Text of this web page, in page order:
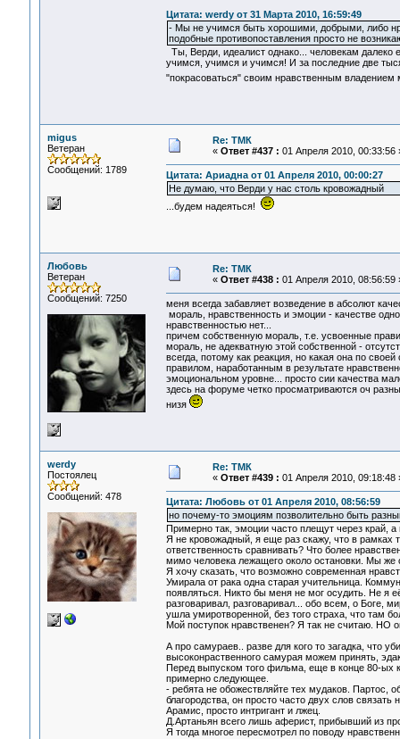
Цитата: werdy от 31 Марта 2010, 16:59:49
- Мы не учимся быть хорошими, добрыми, либо
подобные противопоставления просто не
Ты, Верди, идеалист однако... человекам
учимся, учимся и учимся! И за последние две
"покрасоваться" своим нравственным
migus
Ветеран
Сообщений: 1789
Re: ТМК
« Ответ #437 : 01 Апреля 2010, 00:33:56
Цитата: Ариадна от 01 Апреля 2010, 00:00:27
Не думаю, что Верди у нас столь кровожадный
...будем надеяться!
Любовь
Ветеран
Сообщений: 7250
Re: ТМК
« Ответ #438 : 01 Апреля 2010, 08:56:59
меня всегда забавляет возведение в абсолют
мораль, нравственность и эмоции - качестве
нравственностью нет...
причем собственную мораль, т.е. усвоенные
мораль, не адекватную этой собственной -
всегда, потому как реакция, но какая она по
правилом, наработанным в результате
эмоциональном уровне... просто сии качества
здесь на форуме четко просматриваются оч
низя
werdy
Постоялец
Сообщений: 478
Re: ТМК
« Ответ #439 : 01 Апреля 2010, 09:18:48
Цитата: Любовь от 01 Апреля 2010, 08:56:59
но почему-то эмоциям позволительно быть
Примерно так, эмоции часто плещут через край,
Я не кровожадный, я еще раз скажу, что в рамках
ответственность сравнивать? Что более
мимо человека лежащего около остановки. Мы
Я хочу сказать, что возможно современная
Умирала от рака одна старая учительница.
появляться. Никто бы меня не мог осудить. Не я
разговаривал, разговаривал... обо всем, о Боге,
ушла умиротворенной, без того страха, что там
Мой поступок нравственен? Я так не считаю. НО
А про самураев.. разве для кого то загадка, что
высоконраственного самурая можем принять,
Перед выпуском того фильма, еще в конце 80-ых
примерно следующее.
- ребята не обожествляйте тех мудаков. Партос,
благородства, он просто часто двух слов
Арамис, просто интригант и лжец.
Д.Артаньян всего лишь аферист, прибывший из
Я тогда многое пересмотрел по поводу